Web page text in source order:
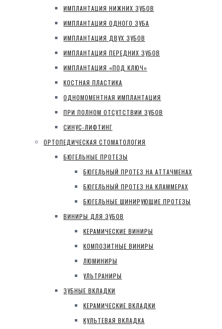
ИМПЛАНТАЦИЯ НИЖНИХ ЗУБОВ
ИМПЛАНТАЦИЯ ОДНОГО ЗУБА
ИМПЛАНТАЦИЯ ДВУХ ЗУБОВ
ИМПЛАНТАЦИЯ ПЕРЕДНИХ ЗУБОВ
ИМПЛАНТАЦИЯ «ПОД КЛЮЧ»
КОСТНАЯ ПЛАСТИКА
ОДНОМОМЕНТНАЯ ИМПЛАНТАЦИЯ
ПРИ ПОЛНОМ ОТСУТСТВИИ ЗУБОВ
СИНУС-ЛИФТИНГ
ОРТОПЕДИЧЕСКАЯ СТОМАТОЛОГИЯ
БЮГЕЛЬНЫЕ ПРОТЕЗЫ
БЮГЕЛЬНЫЙ ПРОТЕЗ НА АТТАЧМЕНАХ
БЮГЕЛЬНЫЙ ПРОТЕЗ НА КЛАММЕРАХ
БЮГЕЛЬНЫЕ ШИНИРУЮЩИЕ ПРОТЕЗЫ
ВИНИРЫ ДЛЯ ЗУБОВ
КЕРАМИЧЕСКИЕ ВИНИРЫ
КОМПОЗИТНЫЕ ВИНИРЫ
ЛЮМИНИРЫ
УЛЬТРАНИРЫ
ЗУБНЫЕ ВКЛАДКИ
КЕРАМИЧЕСКИЕ ВКЛАДКИ
КУЛЬТЕВАЯ ВКЛАДКА